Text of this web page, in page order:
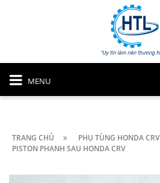
MENU
TRANG CHỦ
PHỤ TÙNG HONDA CRV
PISTON PHANH SAU HONDA CRV